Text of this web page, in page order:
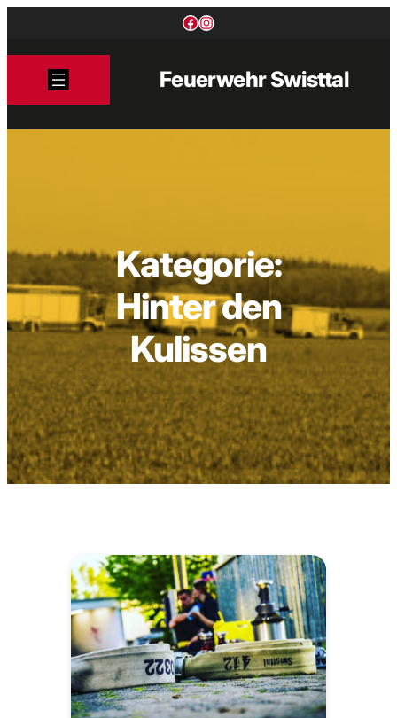
Facebook
Instagram
Feuerwehr Swisttal
Kategorie:
Hinter den
Kulissen